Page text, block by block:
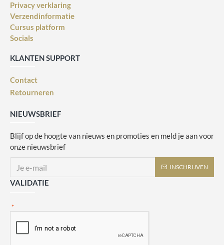
Privacy verklaring
Verzendinformatie
Cursus platform
Socials
KLANTEN SUPPORT
Contact
Retourneren
NIEUWSBRIEF
Blijf op de hoogte van nieuws en promoties en meld je aan voor
onze nieuwsbrief
INSCHRIJVEN
VALIDATIE